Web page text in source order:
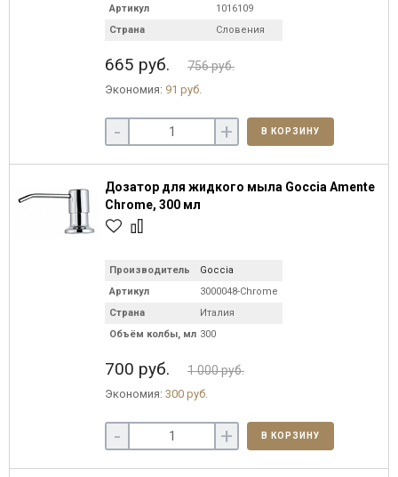
Артикул
1016109
Страна
Словения
665 руб. 756 руб.
Экономия: 91 руб.
- + В КОРЗИНУ
Дозатор для жидкого мыла Goccia Amente
Chrome, 300 мл
Производитель
Goccia
Артикул
3000048-Chrome
Страна
Италия
Объём колбы, мл 300
700 руб. 1 000 руб.
Экономия: 300 руб.
- + В КОРЗИНУ